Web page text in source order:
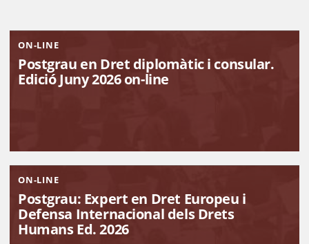
ON-LINE
Postgrau en Dret diplomàtic i consular.
Edició Juny 2026 on-line
ON-LINE
Postgrau: Expert en Dret Europeu i
Defensa Internacional dels Drets
Humans Ed. 2026